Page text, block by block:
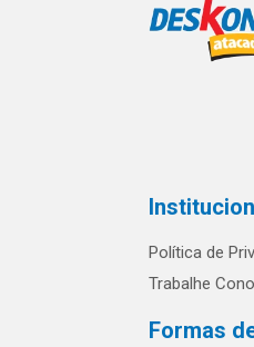
Política de
Trabalhe
Formas